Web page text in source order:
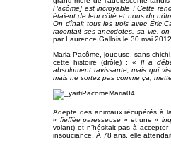
Pacôme] est incroyable ! Cette
étaient de leur côté et nous du
On dînait tous les trois avec Éric
racontait ses anecdotes, sa vie,
par Laurence Gallois le 30 mai
Maria Pacôme, joueuse, sans
cette histoire (drôle) : « Il a
absolument ravissante, mais qui
mais ne sortez pas comme ça,
Adepte des animaux récupérés à
« fieffée paresseuse » et une «
volant) et n’hésitait pas à
insouciance. À 78 ans, elle